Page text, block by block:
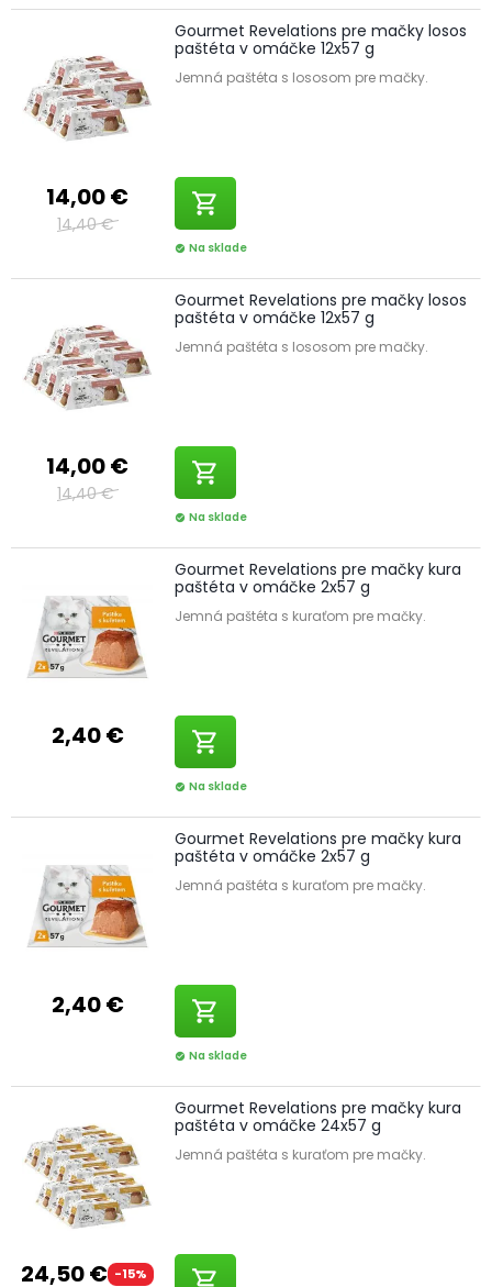
14,00 €
14,40 €
Gourmet Revelations pre mačky losos
paštéta v omáčke 12x57 g
Jemná paštéta s lososom pre mačky.
shopping_cart
check_circle Na sklade
14,00 €
14,40 €
Gourmet Revelations pre mačky losos
paštéta v omáčke 12x57 g
Jemná paštéta s lososom pre mačky.
shopping_cart
check_circle Na sklade
2,40 €
Gourmet Revelations pre mačky kura
paštéta v omáčke 2x57 g
Jemná paštéta s kuraťom pre mačky.
shopping_cart
check_circle Na sklade
2,40 €
Gourmet Revelations pre mačky kura
paštéta v omáčke 2x57 g
Jemná paštéta s kuraťom pre mačky.
shopping_cart
check_circle Na sklade
24,50 € -15%
Gourmet Revelations pre mačky kura
paštéta v omáčke 24x57 g
Jemná paštéta s kuraťom pre mačky.
shopping_cart